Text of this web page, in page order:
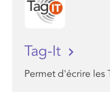
Tag-It
Permet d'écrire les